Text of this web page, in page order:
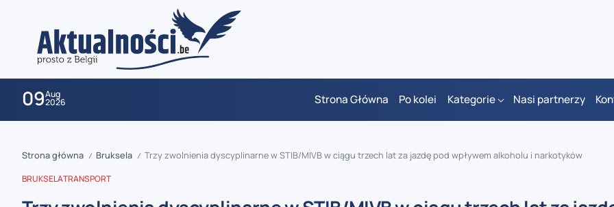
09Aug
2026 Strona Główna Po kolei Kategorie Nasi partnerzy
Strona główna / Bruksela / Trzy zwolnienia dyscyplinarne w STIB/MIVB w ciągu trzech lat za jazdę pod wpływem alkoholu i narkotyków
BRUKSELATRANSPORT